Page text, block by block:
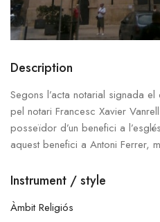
Description
Segons l’acta notarial signada
pel notari Francesc Xavier Vanrell
posseïdor d’un benefici a
aquest benefici a Antoni Ferrer,
Instrument / style
Àmbit Religiós